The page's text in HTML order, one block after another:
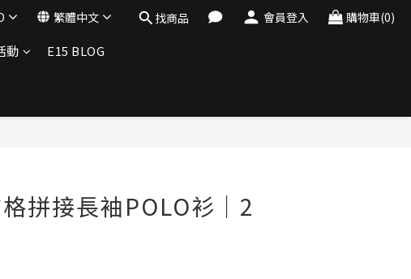
繁體中文 找商品 會員登入 購物車(0)
動 E15 BLOG
拼接長袖POLO衫│2